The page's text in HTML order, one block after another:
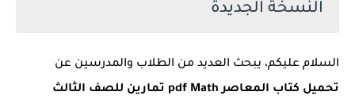
النسخة الجديدة
السلام عليكم، يبحث العديد من الطلاب والمدرسين عن
تحميل كتاب المعاصر pdf Math تمارين للصف الثالث